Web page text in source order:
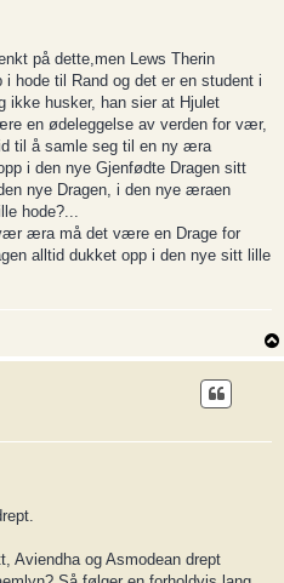
på dette,men Lews Therin
hode til Rand og det er en student i
ikke husker, han sier at Hjulet
en ødeleggelse av verden for vær,
til å samle seg til en ny æra
i den nye Gjenfødte Dragen sitt
nye Dragen, i den nye æraen
hode?...
æra må det være en Drage for
alltid dukket opp i den nye sitt lille
Aviendha og Asmodean drept